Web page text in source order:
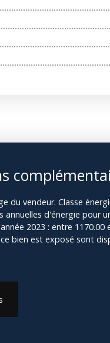
du vendeur. Classe
annuelles d'énergie pour
2023 : entre
bien est exposé sont